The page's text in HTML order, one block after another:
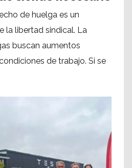
de huelga es un
la libertad sindical. La
buscan aumentos
de trabajo. Si se